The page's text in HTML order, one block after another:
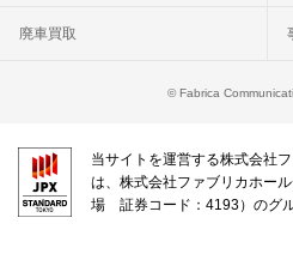
廃車買取
© Fabrica
当サイトを運営する株式会社
は、株式会社ファブリカホー
場 証券コード：4193）のグル